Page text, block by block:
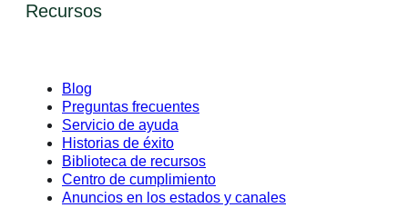
Recursos
Blog
Preguntas frecuentes
Servicio de ayuda
Historias de éxito
Biblioteca de recursos
Centro de cumplimiento
Anuncios en los estados y canales